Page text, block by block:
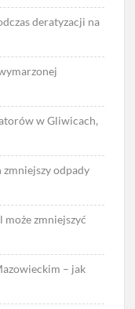
deratyzacji na
w Gliwicach,
odpady
może zmniejszyć
– jak